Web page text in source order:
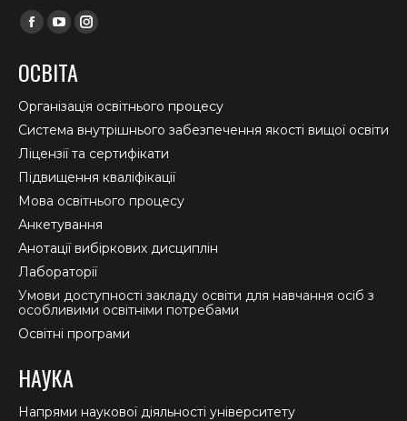
Find us on:
Facebook
opens
in
new
window
YouTube
opens
in
new
window
Instagram
in
new
window
ОСВІТА
Організація освітнього процесу
Система внутрішнього забезпечення якості вищої освіти
Ліцензії та сертифікати
Підвищення кваліфікації
Мова освітнього процесу
Анкетування
Анотації вибіркових дисциплін
Лабораторії
Умови доступності закладу освіти для навчання осіб з
особливими освітніми потребами
Освітні програми
НАУКА
Напрями наукової діяльності університету